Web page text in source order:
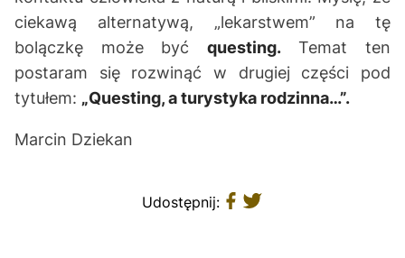
ciekawą alternatywą, „lekarstwem” na tę
bolączkę może być questing.Temat ten
postaram się rozwinąć w drugiej części pod
tytułem: „Questing, a turystyka rodzinna…”.
Marcin Dziekan
Udostępnij: